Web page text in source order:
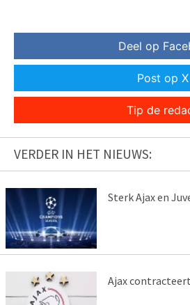
Deel op
Post op X
Tip de
VERDER IN HET NIEUWS:
Sterk Ajax en
Ajax